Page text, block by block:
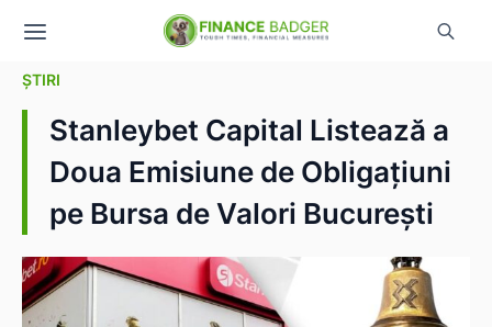
ȘTIRI
Stanleybet Capital Listează a
Doua Emisiune de Obligațiuni
pe Bursa de Valori București